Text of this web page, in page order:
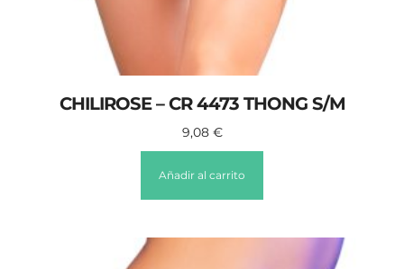
CHILIROSE – CR 4473 THONG S/M
9,08 €
Añadir al carrito